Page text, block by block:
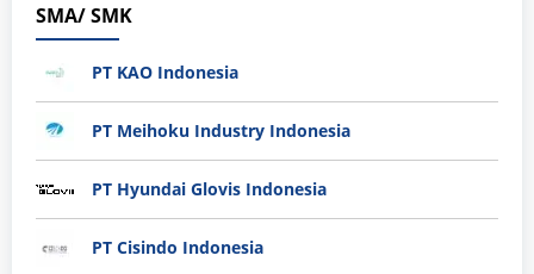
SMA/ SMK
PT KAO Indonesia
PT Meihoku Industry Indonesia
PT Hyundai Glovis Indonesia
PT Cisindo Indonesia